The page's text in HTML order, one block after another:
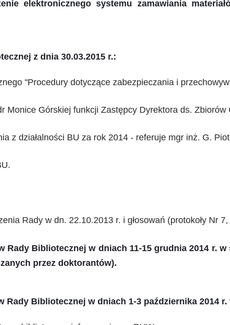
elektronicznego systemu zamawiania
z dnia 30.03.2015 r.:
"Procedury dotyczące zabezpieczania i
Monice Górskiej funkcji Zastępcy Dyrektora ds.
z działalności BU za rok 2014 - referuje mgr inż. G.
Rady w dn. 22.10.2013 r. i głosowań (protokoły Nr
Rady Bibliotecznej w dniach 11-15 grudnia 2014 r.
przez doktorantów).
Rady Bibliotecznej w dniach 1-3 października 2014